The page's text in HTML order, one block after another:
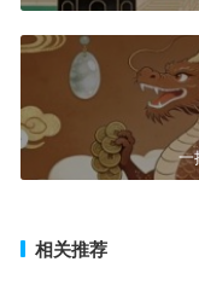
一
相关推荐